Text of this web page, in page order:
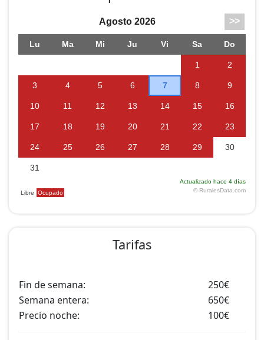
del Pozo, deportes de nieve en Santa Inés, campo
rústico de golf, espeleología, cuevas, simas, etc...
Tarifas
Fin de semana:
250€
Semana entera:
650€
Precio noche:
100€